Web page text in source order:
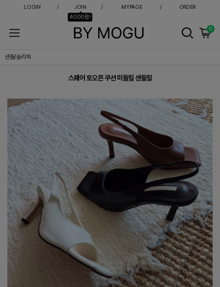
LOGIN
JOIN
4000원!
MYPAGE ORDER
0
스퀘어 토오픈 쿠션 미들힐 샌들힐
샌들/슬리퍼
스퀘어 토오픈 쿠션 미들힐 샌들힐